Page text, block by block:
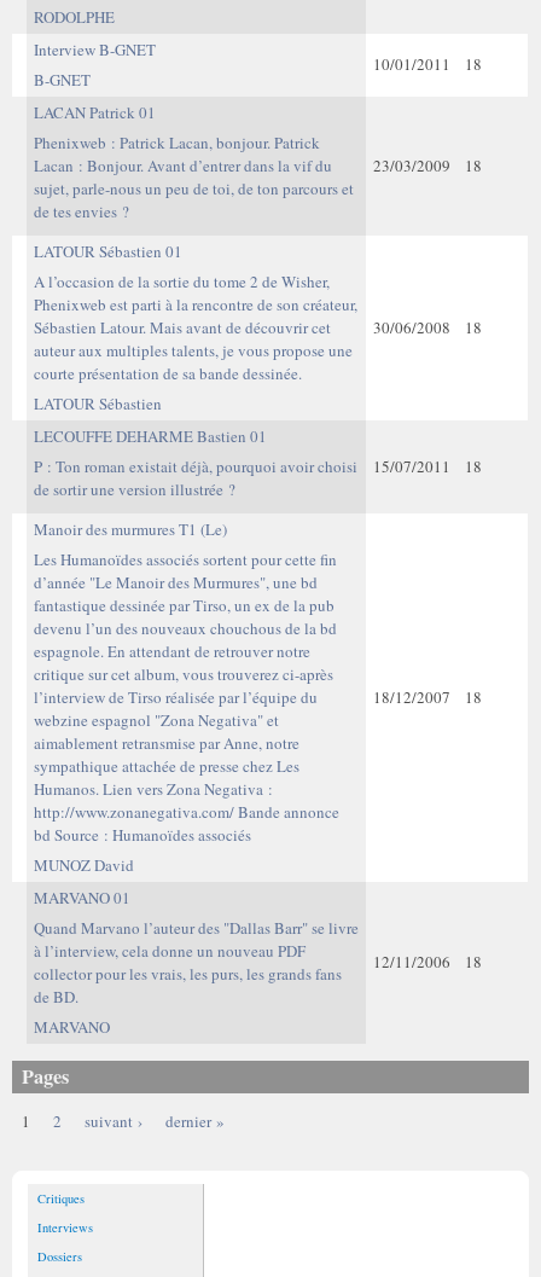
RODOLPHE
Interview B-GNET
B-GNET
10/01/2011 18
LACAN Patrick 01
Phenixweb : Patrick Lacan, bonjour. Patrick
Lacan : Bonjour. Avant d’entrer dans la vif du
sujet, parle-nous un peu de toi, de ton parcours et
de tes envies ?
23/03/2009 18
LATOUR Sébastien 01
A l’occasion de la sortie du tome 2 de Wisher,
Phenixweb est parti à la rencontre de son créateur,
Sébastien Latour. Mais avant de découvrir cet
auteur aux multiples talents, je vous propose une
courte présentation de sa bande dessinée.
LATOUR Sébastien
30/06/2008 18
LECOUFFE DEHARME Bastien 01
P : Ton roman existait déjà, pourquoi avoir choisi
de sortir une version illustrée ?
15/07/2011 18
Manoir des murmures T1 (Le)
Les Humanoïdes associés sortent pour cette fin
d’année "Le Manoir des Murmures", une bd
fantastique dessinée par Tirso, un ex de la pub
devenu l’un des nouveaux chouchous de la bd
espagnole. En attendant de retrouver notre
critique sur cet album, vous trouverez ci-après
l’interview de Tirso réalisée par l’équipe du
webzine espagnol "Zona Negativa" et
aimablement retransmise par Anne, notre
sympathique attachée de presse chez Les
Humanos. Lien vers Zona Negativa :
http://www.zonanegativa.com/ Bande annonce
bd Source : Humanoïdes associés
MUNOZ David
18/12/2007 18
MARVANO 01
Quand Marvano l’auteur des "Dallas Barr" se livre
à l’interview, cela donne un nouveau PDF
collector pour les vrais, les purs, les grands fans
de BD.
MARVANO
12/11/2006 18
Pages
1 2 suivant › dernier »
Critiques
Interviews
Dossiers